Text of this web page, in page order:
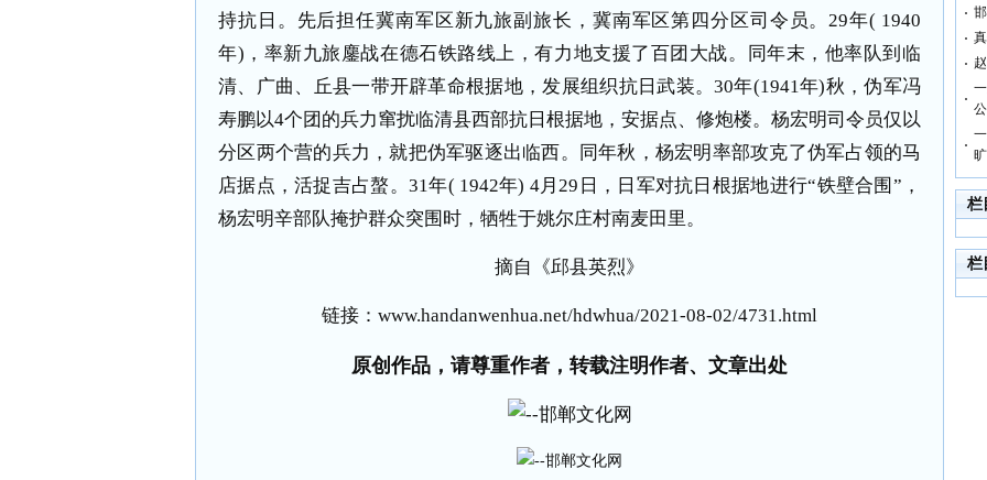
持抗日。先后担任冀南军区新九旅副旅长，冀南军区第四分区司令员。29年( 1940
年)，率新九旅鏖战在德石铁路线上，有力地支援了百团大战。同年末，他率队到临
清、广曲、丘县一带开辟革命根据地，发展组织抗日武装。30年(1941年)秋，伪军冯
寿鹏以4个团的兵力窜扰临清县西部抗日根据地，安据点、修炮楼。杨宏明司令员仅以
分区两个营的兵力，就把伪军驱逐出临西。同年秋，杨宏明率部攻克了伪军占领的马
店据点，活捉吉占螯。31年( 1942年) 4月29日，日军对抗日根据地进行“铁壁合围”，
杨宏明辛部队掩护群众突围时，牺牲于姚尔庄村南麦田里。
摘自《邱县英烈》
链接： www.handanwenhua.net/hdwhua/2021-08-02/4731.html
原创作品，请尊重作者，转载注明作者、文章出处
公
旷
栏
栏